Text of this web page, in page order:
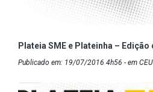
Plateia SME e Plateinha – Edição
Publicado em: 19/07/2016 4h56 - em CEU